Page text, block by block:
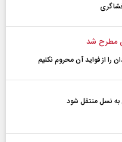
مطرح شد
را از فواید آن محروم نکنیم
نسل منتقل شود